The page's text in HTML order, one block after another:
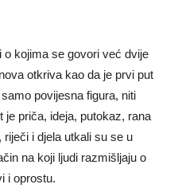
o kojima se govori već dvije
otkriva kao da je prvi put
povijesna figura, niti
priča, ideja, putokaz, rana
i djela utkali su se u
na koji ljudi razmišljaju o
i oprostu.